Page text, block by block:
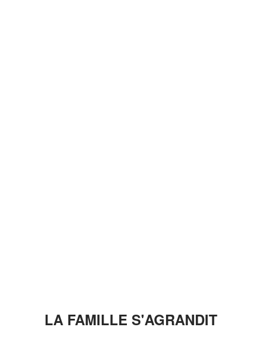
LA FAMILLE S'AGRANDIT